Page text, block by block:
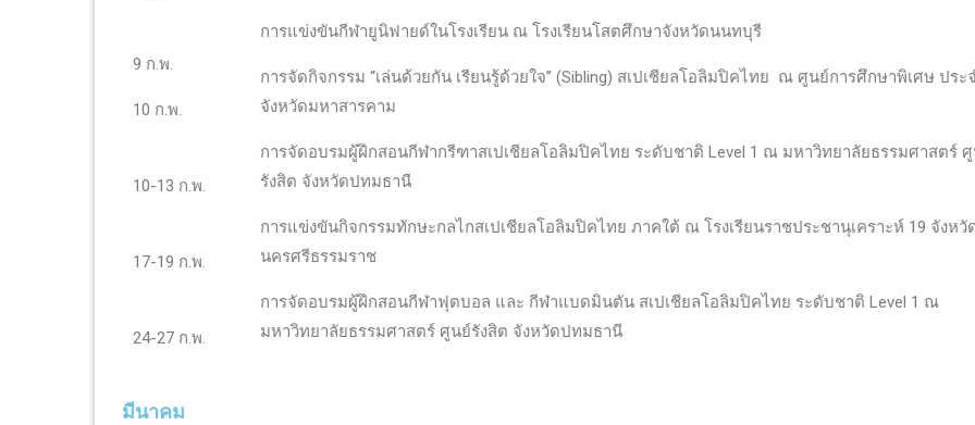
9 ก.พ.
10 ก.พ.
10-13 ก.พ.
17-19 ก.พ.
24-27 ก.พ.
การแข่งขันกีฬายูนิฟายด์ในโรงเรียน ณ โรงเรียนโสตศึกษาจังหวัดนนทบุรี
การจัดกิจกรรม “เล่นด้วยกัน เรียนรู้ด้วยใจ” (Sibling) สเปเชียลโอลิมปิคไทย ณ ศูนย์การศึกษาพิเศษ ประ
จังหวัดมหาสารคาม
การจัดอบรมผู้ฝึกสอนกีฬากรีฑาสเปเชียลโอลิมปิคไทย ระดับชาติ Level 1 ณ มหาวิทยาลัยธรรมศาสตร์
รังสิต จังหวัดปทมธานี
การแข่งขันกิจกรรมทักษะกลไกสเปเชียลโอลิมปิคไทย ภาคใต้ ณ โรงเรียนราชประชานุเคราะห์ 19 จังหวั
นครศรีธรรมราช
การจัดอบรมผู้ฝึกสอนกีฬาฟุตบอล และ กีฬาแบดมินตัน สเปเชียลโอลิมปิคไทย ระดับชาติ Level 1 ณ
มหาวิทยาลัยธรรมศาสตร์ ศูนย์รังสิต จังหวัดปทมธานี
มีนาคม